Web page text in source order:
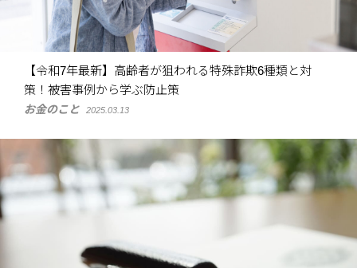
【令和7年最新】高齢者が狙われる特殊詐欺6種類と対
策！被害事例から学ぶ防止策
お金のこと 2025.03.13